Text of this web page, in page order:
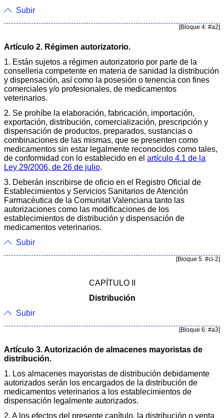
Subir
[Bloque 4: #a2]
Artículo 2. Régimen autorizatorio.
1. Están sujetos a régimen autorizatorio por parte de la
conselleria competente en materia de sanidad la distribución
y dispensación, así como la posesión o tenencia con fines
comerciales y/o profesionales, de medicamentos
veterinarios.
2. Se prohíbe la elaboración, fabricación, importación,
exportación, distribución, comercialización, prescripción y
dispensación de productos, preparados, sustancias o
combinaciones de las mismas, que se presenten como
medicamentos sin estar legalmente reconocidos como tales,
de conformidad con lo establecido en el artículo 4.1 de la
Ley 29/2006, de 26 de julio.
3. Deberán inscribirse de oficio en el Registro Oficial de
Establecimientos y Servicios Sanitarios de Atención
Farmacéutica de la Comunitat Valenciana tanto las
autorizaciones como las modificaciones de los
establecimientos de distribución y dispensación de
medicamentos veterinarios.
Subir
[Bloque 5: #ci-2]
CAPÍTULO II
Distribución
Subir
[Bloque 6: #a3]
Artículo 3. Autorización de almacenes mayoristas de
distribución.
1. Los almacenes mayoristas de distribución debidamente
autorizados serán los encargados de la distribución de
medicamentos veterinarios a los establecimientos de
dispensación legalmente autorizados.
2. A los efectos del presente capítulo, la distribución o venta